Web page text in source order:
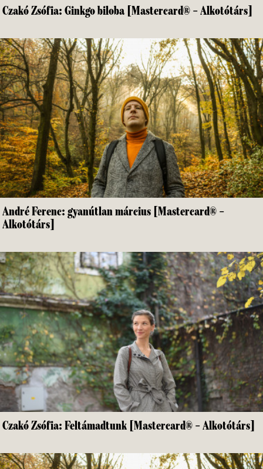
Czakó Zsófia: Ginkgo biloba [Mastercard® – Alkotótárs]
André Ferenc: gyanútlan március [Mastercard® –
Alkotótárs]
Czakó Zsófia: Feltámadtunk [Mastercard® – Alkotótárs]